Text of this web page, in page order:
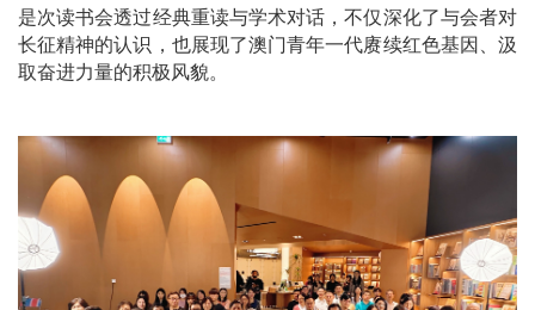
是次读书会透过经典重读与学术对话，不仅深化了与会者对
长征精神的认识，也展现了澳门青年一代赓续红色基因、汲
取奋进力量的积极风貌。